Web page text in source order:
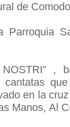
de
,
en la
Manos, Al